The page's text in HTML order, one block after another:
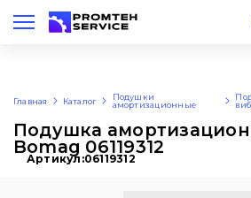
Рус
Главная Каталог
Подушки
амортизационные
Подушка
Bomag 06119312
Артикул:06119312